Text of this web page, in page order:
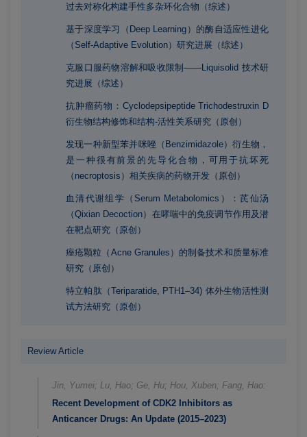
过去对称化构建手性多杂环化合物（综述）
基于深度学习（Deep Learning）的酶自适应性进化
（Self-Adaptive Evolution）研究进展（综述）
克服口服药物溶解和吸收限制——Liquisolid 技术研
究进展（综述）
抗肿瘤药物：Cyclodepsipeptide Trichodestruxin D
衍生物结构修饰和结构-活性关系研究（原创）
发现一种新型苯并咪唑（Benzimidazole）衍生物，
是一种很有前景的先导化合物，可用于抗坏死
（necroptosis）相关疾病的药物开发（原创）
血清代谢组学（Serum Metabolomics）：芪仙汤
（Qixian Decoction）在哮喘中的免疫调节作用及潜
在靶点研究（原创）
痤疮颗粒（Acne Granules）的制备技术和质量标准
研究（原创）
特立帕肽（Teriparatide, PTH1–34) 体外生物活性测
试方法研究（原创）
Review Article
Jin, Yumei; Lu, Hao; Ge, Hu; Hou, Xuben; Fang, Hao:
Recent Development of CDK2 Inhibitors as
Anticancer Drugs: An Update (2015–2023)